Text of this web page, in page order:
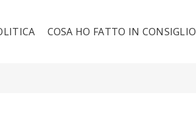
COSA HO FATTO IN CONSIGLIO